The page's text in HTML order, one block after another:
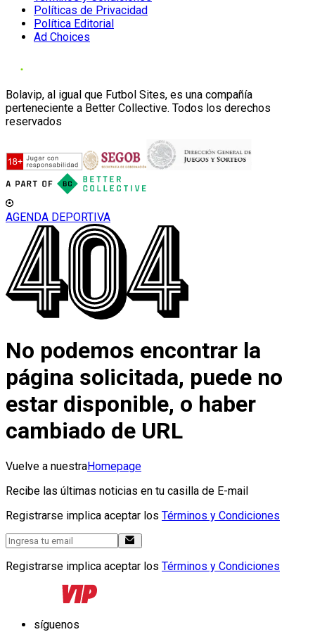
Políticas de Privacidad
Política Editorial
Ad Choices
Bolavip, al igual que Futbol Sites, es una compañía
perteneciente a Better Collective. Todos los derechos
reservados
AGENDA DEPORTIVA
No podemos encontrar la
página solicitada, puede no
estar disponible, o haber
cambiado de URL
Vuelve a nuestraHomepage
Recibe las últimas noticias en tu casilla de E-mail
Registrarse implica aceptar los Términos y Condiciones
Registrarse implica aceptar los Términos y Condiciones
síguenos